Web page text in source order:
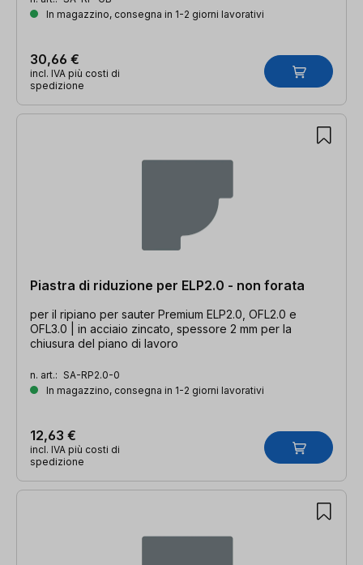
In magazzino, consegna in 1-2 giorni lavorativi
30,66 €
incl. IVA più costi di
spedizione
Piastra di riduzione per ELP2.0 - non forata
per il ripiano per sauter Premium ELP2.0, OFL2.0 e
OFL3.0 | in acciaio zincato, spessore 2 mm per la
chiusura del piano di lavoro
n. art.: SA-RP2.0-0
In magazzino, consegna in 1-2 giorni lavorativi
12,63 €
incl. IVA più costi di
spedizione